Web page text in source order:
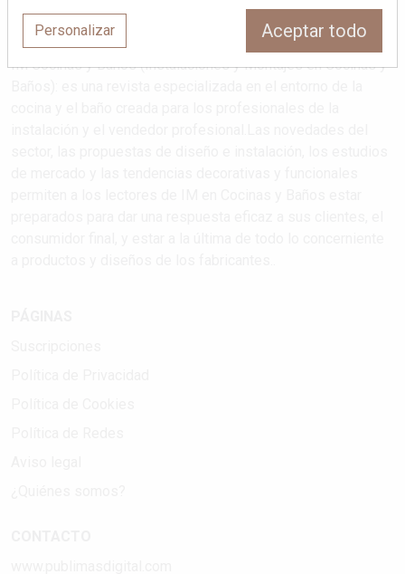
IM Cocinas y Baños (Instalaciones y Montajes en Cocinas y
Personalizar Aceptar todo